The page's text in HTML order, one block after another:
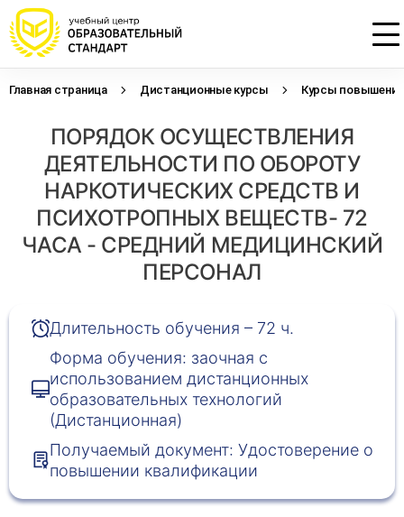
Главная страница Дистанционные курсы Курсы повышения
ПОРЯДОК ОСУЩЕСТВЛЕНИЯ
ДЕЯТЕЛЬНОСТИ ПО ОБОРОТУ
НАРКОТИЧЕСКИХ СРЕДСТВ И
ПСИХОТРОПНЫХ ВЕЩЕСТВ- 72
ЧАСА - СРЕДНИЙ МЕДИЦИНСКИЙ
ПЕРСОНАЛ
Длительность обучения – 72 ч.
Форма обучения: заочная с
использованием дистанционных
образовательных технологий
(Дистанционная)
Получаемый документ: Удостоверение о
повышении квалификации
Оставьте свои данные, наши специалисты
свяжутся с Вами
Оставьте свои данные, наши специалисты
свяжутся с Вами
начислением баллов 14 ЗЕТ
Оставьте свои данные, наши специалисты
проконсультируют Вас
Получить консультацию